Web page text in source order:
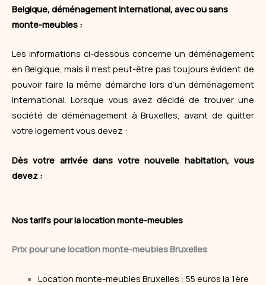
Belgique, déménagement international, avec ou sans
monte-meubles :
Les informations ci-dessous concerne un déménagement
en Belgique, mais il n’est peut-être pas toujours évident de
pouvoir faire la même démarche lors d’un déménagement
international. Lorsque vous avez décidé de trouver une
société de déménagement à Bruxelles, avant de quitter
votre logement vous devez :
Dès votre arrivée dans votre nouvelle habitation, vous
devez :
Nos tarifs pour la location monte-meubles
Prix pour une location monte-meubles Bruxelles
Location monte-meubles Bruxelles : 55 euros la 1ère